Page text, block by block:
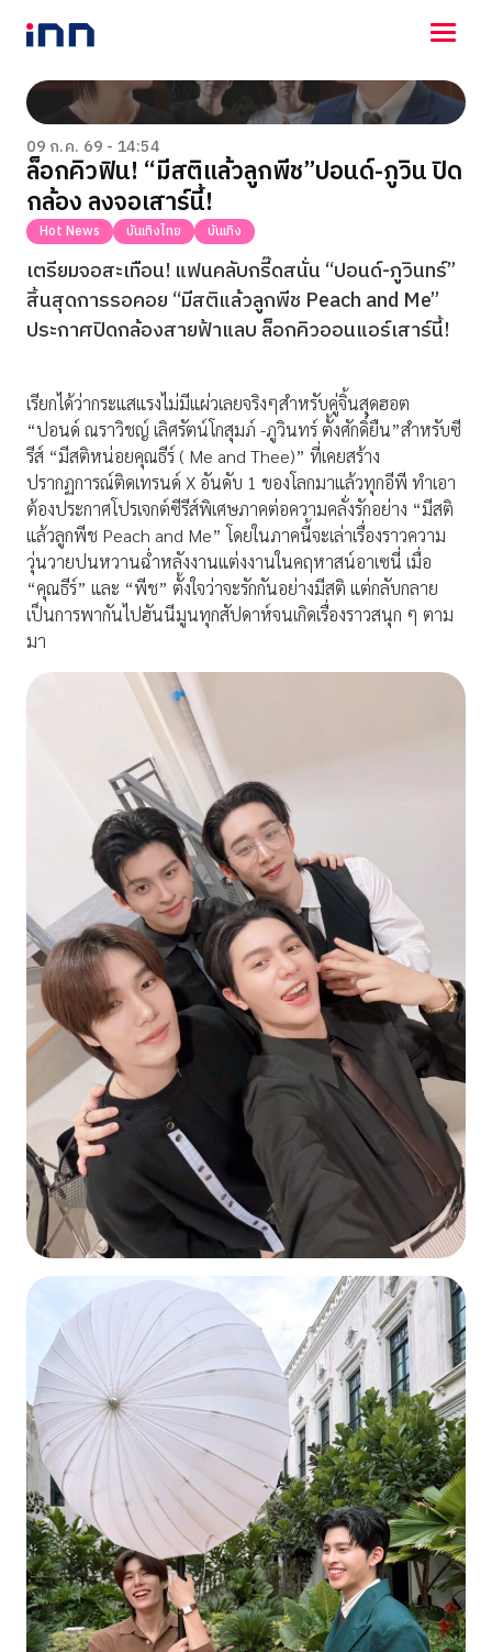
NEWS
ENTERTAINMENT
LIFESTYLE
HOROSCOPE
LOTTERY
VIDEO
ร่วมด้วยช่วยกัน
09 ก.ค. 69 - 14:54
ล็อกคิวฟิน! “มีสติแล้วลูกพีช”ปอนด์-ภูวิน ปิด
กล้อง ลงจอเสาร์นี้!
Hot News บันเทิงไทย บันเทิง
เตรียมจอสะเทือน! แฟนคลับกรี๊ดสนั่น “ปอนด์-ภูวินทร์”
สิ้นสุดการรอคอย “มีสติแล้วลูกพีช Peach and Me”
ประกาศปิดกล้องสายฟ้าแลบ ล็อกคิวออนแอร์เสาร์นี้!
เรียกได้ว่ากระแสแรงไม่มีแผ่วเลยจริงๆสำหรับคู่จิ้นสุดฮอต
“ปอนด์ ณราวิชญ์ เลิศรัตน์โกสุมภ์ -ภูวินทร์ ตั้งศักดิ์ยืน”สำหรับซี
รีส์ “มีสติหน่อยคุณธีร์ ( Me and Thee)” ที่เคยสร้าง
ปรากฏการณ์ติดเทรนด์ X อันดับ 1 ของโลกมาแล้วทุกอีพี ทำเอา
ต้องประกาศโปรเจกต์ซีรีส์พิเศษภาคต่อความคลั่งรักอย่าง “มีสติ
แล้วลูกพีช Peach and Me” โดยในภาคนี้จะเล่าเรื่องราวความ
วุ่นวายปนหวานฉ่ำหลังงานแต่งงานในคฤหาสน์อาเซนี่ เมื่อ
“คุณธีร์” และ “พีช” ตั้งใจว่าจะรักกันอย่างมีสติ แต่กลับกลาย
เป็นการพากันไปฮันนีมูนทุกสัปดาห์จนเกิดเรื่องราวสนุก ๆ ตาม
มา